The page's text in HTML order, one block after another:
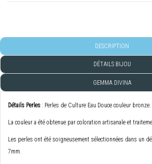
DESCRIPTION
DÉTAILS BIJOU
GEMMA DIVINA
Détails Perles : Perles de Culture Eau Douce couleur bronze.
La couleur a été obtenue par coloration artisanale et
Les perles ont été soigneusement sélectionnées dans un
7mm.